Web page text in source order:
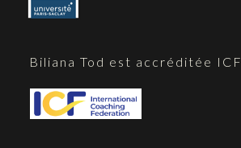
Biliana Tod est accréditée ICF